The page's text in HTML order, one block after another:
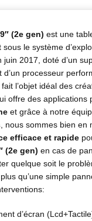
(2e gen) est une
le système
juin 2017, doté d’un
d’un processeur
fait l’objet idéal des
offre des applications
et grâce à notre
, nous sommes bien
efficace et rapide
(2e gen) en cas de
quelque soit le
qu’une simple
d’écran